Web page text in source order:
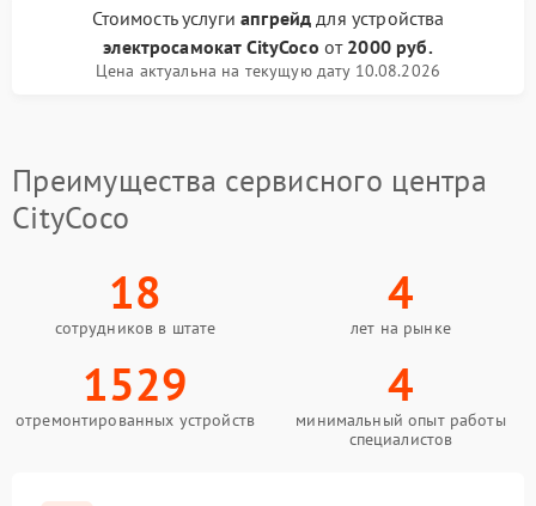
Стоимость услугиапгрейд для устройства
электросамокат CityCoco от 2000 руб.
Цена актуальна на текущую дату 10.08.2026
Преимущества сервисного центра
CityCoco
18
сотрудников в штате
4
лет на рынке
1529
отремонтированных устройств
4
минимальный опыт работы
специалистов